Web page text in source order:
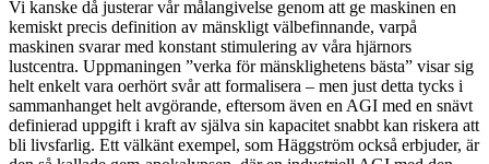
Vi kanske då justerar vår målangivelse genom att ge maskinen en
kemiskt precis definition av mänskligt välbefinnande, varpå
maskinen svarar med konstant stimulering av våra hjärnors
lustcentra. Uppmaningen ”verka för mänsklighetens bästa” visar sig
helt enkelt vara oerhört svår att formalisera – men just detta tycks i
sammanhanget helt avgörande, eftersom även en AGI med en snävt
definierad uppgift i kraft av själva sin kapacitet snabbt kan riskera att
bli livsfarlig. Ett välkänt exempel, som Häggström också erbjuder, är